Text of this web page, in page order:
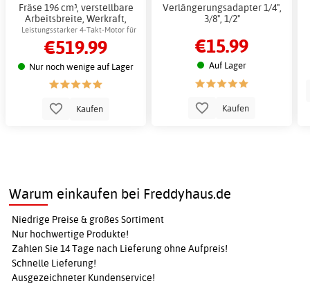
Fräse 196 cm³, verstellbare
Arbeitsbreite, Werkraft,
benzinbetrieben
Leistungsstarker 4-Takt-Motor für
effiziente Bodenbearbeitung
€519.99
Nur noch wenige auf Lager
Kaufen
Verlängerungsadapter 1/4",
3/8", 1/2"
€15.99
Auf Lager
Kaufen
Warum einkaufen bei Freddyhaus.de
Niedrige Preise & großes Sortiment
Nur hochwertige Produkte!
Zahlen Sie 14 Tage nach Lieferung ohne Aufpreis!
Schnelle Lieferung!
Ausgezeichneter Kundenservice!